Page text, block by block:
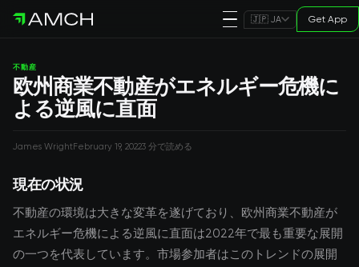
🇯🇵 JA Get App
不動産
欧州商業不動産がエネルギー危機に
よる逆風に直面
James WrightFebruary 19, 20223 分で読める
現在の状況
不動産の環境は大きな変革を遂げており、欧州商業不動産が
エネルギー危機による逆風に直面は2022年で最も重要な展開
の一つを代表しています。市場参加者はこのトレンドの展開